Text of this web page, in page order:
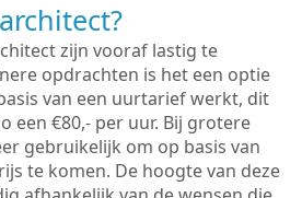
zijn vooraf lastig te
opdrachten is het een optie
van een uurtarief werkt, dit
een €80,- per uur. Bij grotere
gebruikelijk om op basis van
te komen. De hoogte van deze